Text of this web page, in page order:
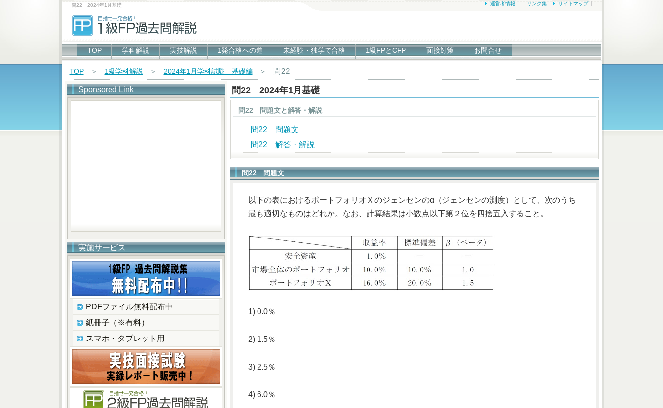
問22 2024年1月基礎 運営者情報 リンク集 サイトマップ
TOP 学科解説 実技解説 1発合格への道 未経験・独学で合格 1級FPとCFP 面接対策 お問合せ
TOP＞ 1級学科解説 ＞ 2024年1月学科試験 基礎編＞ 問22
問22 2024年1月基礎
問22 問題文と解答・解説
問22 問題文
問22 解答・解説
問22 問題文
以下の表におけるポートフォリオＸのジェンセンのα（ジェンセンの測度）として、次のうち
最も適切なものはどれか。なお、計算結果は小数点以下第２位を四捨五入すること。
1) 0.0％
2) 1.5％
3) 2.5％
4) 6.0％
Sponsored Link
実施サービス
PDFファイル無料配布中
紙冊子（※有料）
スマホ・タブレット用